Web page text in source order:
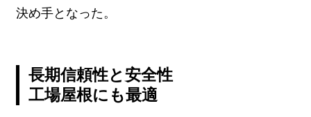
決め手となった。
長期信頼性と安全性
工場屋根にも最適